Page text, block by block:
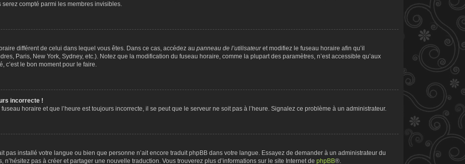
compté parmi les membres invisibles.
différent de celui dans lequel vous êtes. Dans ce cas, accédez au panneau de l’utilisateuret modifiez le fuseau horaire afin qu’il
Paris, New York, Sydney, etc.). Notez que la modification du fuseau horaire, comme la plupart des paramètres, n’est accessible qu’aux
c’est le bon moment pour le faire.
incorrecte !
horaire et que l’heure est toujours incorrecte, il se peut que le serveur ne soit pas à l’heure. Signalez ce problème à un administrateur.
pas installé votre langue ou bien que personne n’ait encore traduit phpBB dans votre langue. Essayez de demander à un administrateur du
n’hésitez pas à créer et partager une nouvelle traduction. Vous trouverez plus d’informations sur le site Internet de phpBB®.